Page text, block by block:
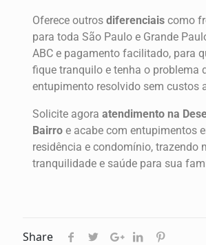
Oferece outros diferenciaiscomo
para toda São Paulo e Grande
ABC e pagamento facilitado, para
fique tranquilo e tenha o problema
entupimento resolvido sem custos
Solicite agora atendimento na
Bairroe acabe com entupimentos
residência e condomínio, trazendo
tranquilidade e saúde para sua
Share